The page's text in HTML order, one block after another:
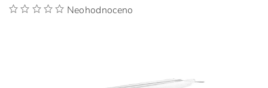
Neohodnoceno